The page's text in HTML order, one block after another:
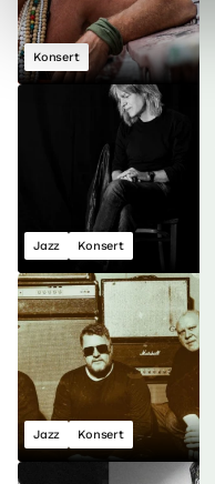
Konsert
Jazz Konsert
Jazz Konsert